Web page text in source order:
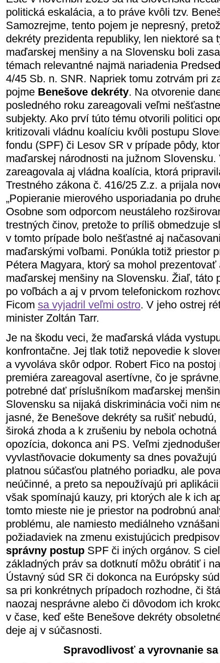
politická eskalácia, a to práve kvôli tzv.
Samozrejme, tento pojem je nepresný,
dekréty prezidenta republiky, len niektoré sa
maďarskej menšiny a na Slovensku boli
témach relevantné najmä nariadenia
4/45 Sb. n. SNR. Napriek tomu zotrvám pri
pojme Benešove dekréty. Na otvorenie
posledného roku zareagovali veľmi
subjekty. Ako prví túto tému otvorili politici
kritizovali vládnu koalíciu kvôli postupu
fondu (SPF) či Lesov SR v prípade pôdy,
maďarskej národnosti na južnom
zareagovala aj vládna koalícia, ktorá
Trestného zákona č. 416/25 Z.z. a prijala
„Popieranie mierového usporiadania po
Osobne som odporcom neustáleho
trestných činov, pretože to príliš obmedzuje
v tomto prípade bolo nešťastné aj
maďarskými voľbami. Ponúkla totiž priestor
Pétera Magyara, ktorý sa mohol
maďarskej menšiny na Slovensku. Žiaľ, táto
po voľbách a aj v prvom telefonickom
Ficom sa vyjadril veľmi ostro. V jeho ostrej
minister Zoltán Tarr.
Je na škodu veci, že maďarská vláda
konfrontačne. Jej tlak totiž nepovedie k
a vyvoláva skôr odpor. Robert Fico na
premiéra zareagoval asertívne, čo je
potrebné dať príslušníkom maďarskej
Slovensku sa nijaká diskriminácia voči nim
jasné, že Benešove dekréty sa rušiť
široká zhoda a k zrušeniu by nebola
opozícia, dokonca ani PS. Veľmi
vyvlastňovacie dokumenty sa dnes
platnou súčasťou platného poriadku, ale
neúčinné, a preto sa nepoužívajú pri
však spomínajú kauzy, pri ktorých ale k ich
tomto mieste nie je priestor na podrobnú
problému, ale namiesto mediálneho
požiadaviek na zmenu existujúcich
správny postup SPF či iných orgánov. S
základných práv sa dotknutí môžu obrátiť i
Ústavný súd SR či dokonca na Európsky
sa pri konkrétnych prípadoch rozhodne, či
naozaj nesprávne alebo či dôvodom ich
v čase, keď ešte Benešove dekréty
deje aj v súčasnosti.
Spravodlivosť a vyrovnanie